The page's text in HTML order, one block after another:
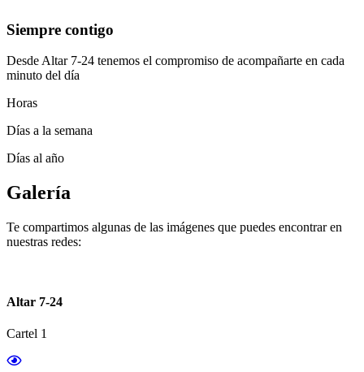
Siempre contigo
Desde Altar 7-24 tenemos el compromiso de acompañarte en cada
minuto del día
Horas
Días a la semana
Días al año
Galería
Te compartimos algunas de las imágenes que puedes encontrar en
nuestras redes:
Altar 7-24
Cartel 1